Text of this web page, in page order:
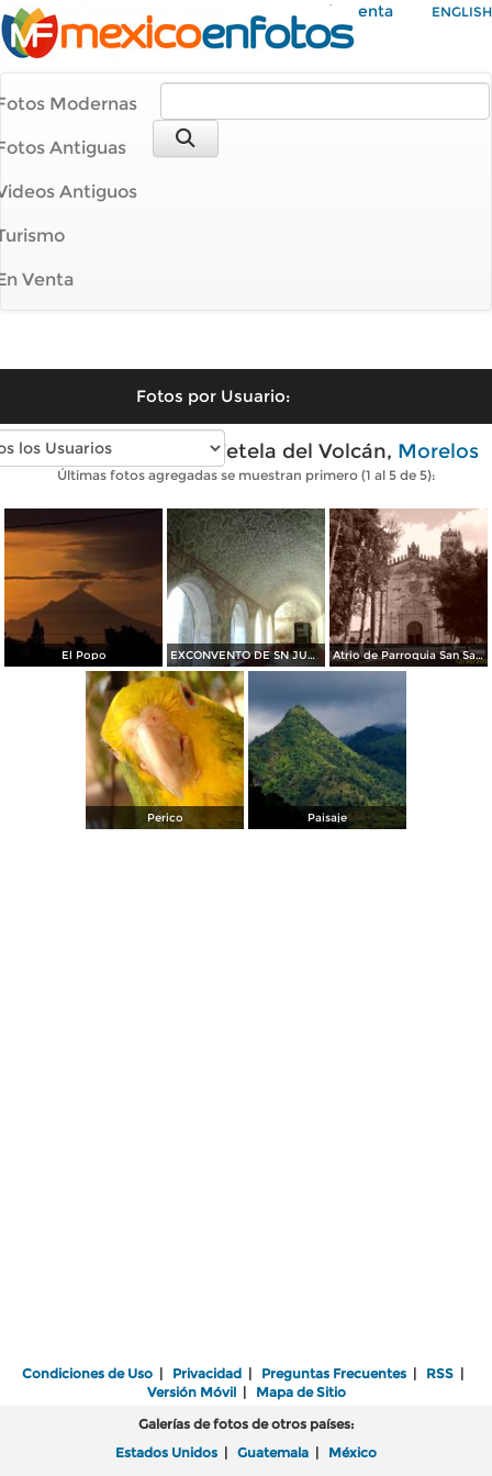
Mi Cuenta ENGLISH
Modernas
Antiguas
Antiguos
Venta
Fotos por Usuario:
Fotos modernas de Tetela del Volcán, Morelos
Últimas fotos agregadas se muestran primero (1 al 5 de 5):
El Popo EXCONVENTO DE SN JUAN BAUTISTA TETELA DEL VOLCAN Atrio de Parroquia San Santiago, Telela del Volcan, Morelos
Perico Paisaje
Condiciones de Uso | Privacidad | Preguntas Frecuentes | RSS |
Versión Móvil| Mapa de Sitio
Galerías de fotos de otros países:
Estados Unidos | Guatemala | México